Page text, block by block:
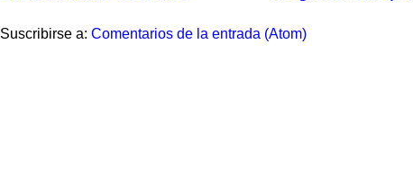
Suscribirse a: Comentarios de la entrada (Atom)